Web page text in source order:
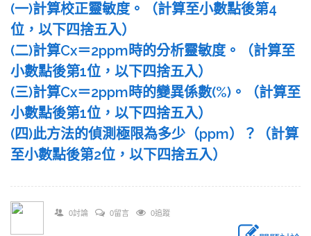
(一)計算校正靈敏度。（計算至小數點後第4
位，以下四捨五入）
(二)計算Cx＝2ppm時的分析靈敏度。（計算至
小數點後第1位，以下四捨五入）
(三)計算Cx＝2ppm時的變異係數(%)。（計算至
小數點後第1位，以下四捨五入）
(四)此方法的偵測極限為多少（ppm）？（計算
至小數點後第2位，以下四捨五入）
0討論 0留言 0追蹤